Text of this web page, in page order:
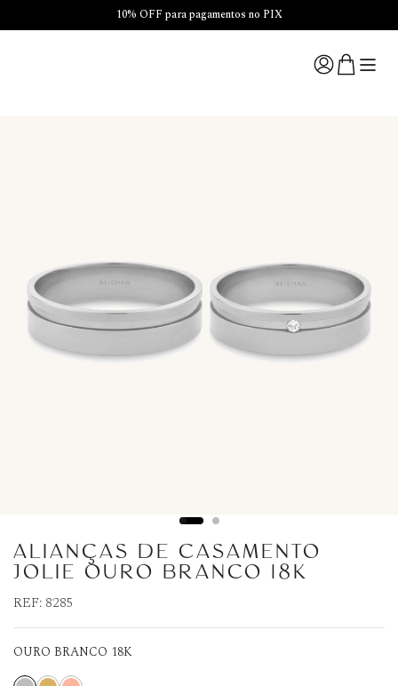
10% OFF para pagamentos no PIX
ALIANÇAS DE CASAMENTO
JOLIE OURO BRANCO 18K
REF: 8285
OURO BRANCO 18K